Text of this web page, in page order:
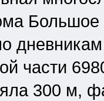
Большое
части
300 м,